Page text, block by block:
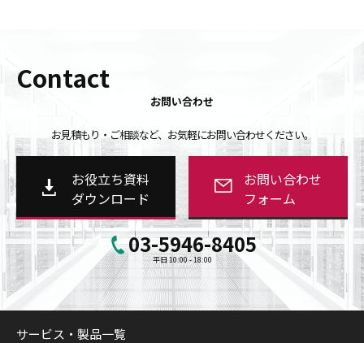
Contact
お問い合わせ
お見積もり・ご相談など、お気軽にお問い合わせください。
お役立ち資料
ダウンロード
お問い合わせ
フォーム
03-5946-8405
平日 10:00 - 18:00
サービス・製品一覧